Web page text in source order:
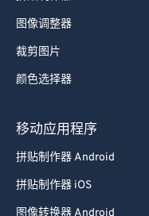
图像调整器
裁剪图片
颜色选择器
移动应用程序
拼贴制作器 Android
拼贴制作器 iOS
图像转换器 Android